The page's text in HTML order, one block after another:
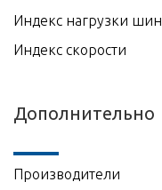
Индекс нагрузки шин
Индекс скорости
Дополнительно
Производители